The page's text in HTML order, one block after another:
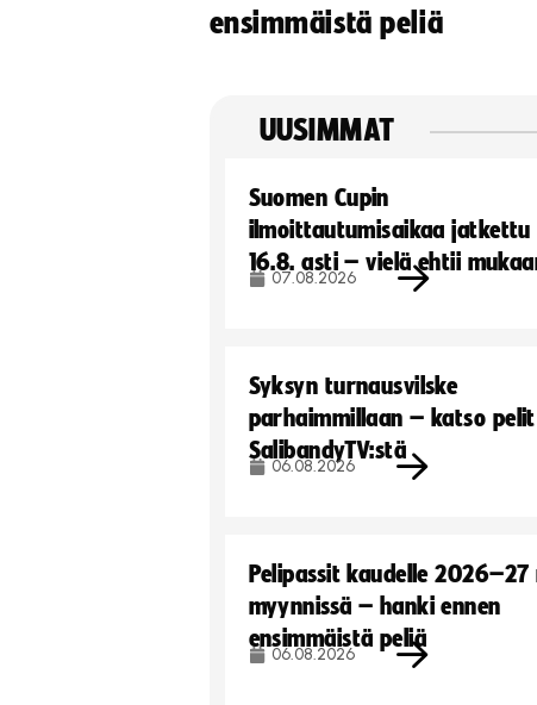
ensimmäistä peliä
UUSIMMAT
Suomen Cupin
ilmoittautumisaikaa jatkettu
16.8. asti – vielä ehtii
07.08.2026
Syksyn turnausvilske
parhaimmillaan – katso pelit
SalibandyTV:stä
06.08.2026
Pelipassit kaudelle
myynnissä – hanki ennen
ensimmäistä peliä
06.08.2026